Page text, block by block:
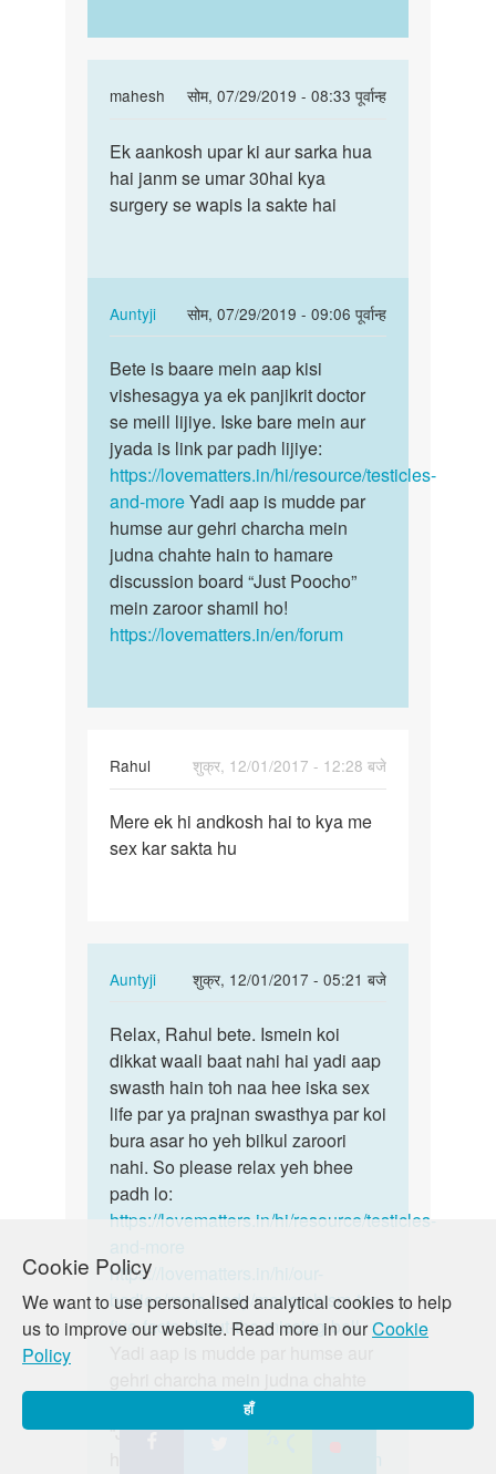
Cookie Policy
We want to use personalised analytical cookies to help
us to improve our website. Read more in ourCookie
Policy
हाँ
mahesh
सोम, 07/29/2019 - 08:33 पूर्वान्ह
to
Agar
ek
ki
tarf…
by
saroj
kumar
Ek
aankosh
upar
sarka…
Ek aankosh upar ki aur sarka hua
hai janm se umar 30hai kya
surgery se wapis la sakte hai
Auntyji
सोम, 07/29/2019 - 09:06 पूर्वान्ह
In
reply
to
Ek
aankosh
upar
ki
aur
sarka…
by
mahesh
Bete
is
baare
mein
aap
kisi…
Bete is baare mein aap kisi
vishesagya ya ek panjikrit doctor
se meill lijiye. Iske bare mein aur
jyada is link par padh lijiye:
https://lovematters.in/hi/resource/testicles-
and-moreYadi aap is mudde par
humse aur gehri charcha mein
judna chahte hain to hamare
discussion board “Just Poocho”
mein zaroor shamil ho!
https://lovematters.in/en/forum
Rahul
शुक्र, 12/01/2017 - 12:28 बजे
Mere
ek
Mere ek hi andkosh hai to kya me
sex kar sakta hu
Auntyji
शुक्र, 12/01/2017 - 05:21 बजे
In
to
Mere
ek
hi
andkosh
hai
to…
by
Relax,
Rahul
bete.
Relax, Rahul bete. Ismein koi
dikkat waali baat nahi hai yadi aap
swasth hain toh naa hee iska sex
life par ya prajnan swasthya par koi
bura asar ho yeh bilkul zaroori
nahi. So please relax yeh bhee
padh lo:
https://lovematters.in/hi/resource/testicles-
https://lovematters.in/hi/our-
bodies/male-body/monorchism-top-
five-facts-about-the-missing-ball
hain toh hamare discussion board
“Just Poocho” mein zaroor shamil
https://lovematters.in/en/forum